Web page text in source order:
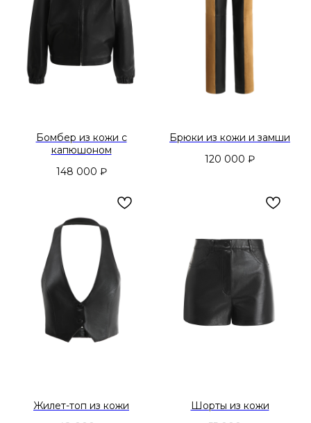
Бомбер из кожи с
капюшоном
148 000 ₽
Брюки из кожи и замши
120 000 ₽
Жилет-топ из кожи
Шорты из кожи